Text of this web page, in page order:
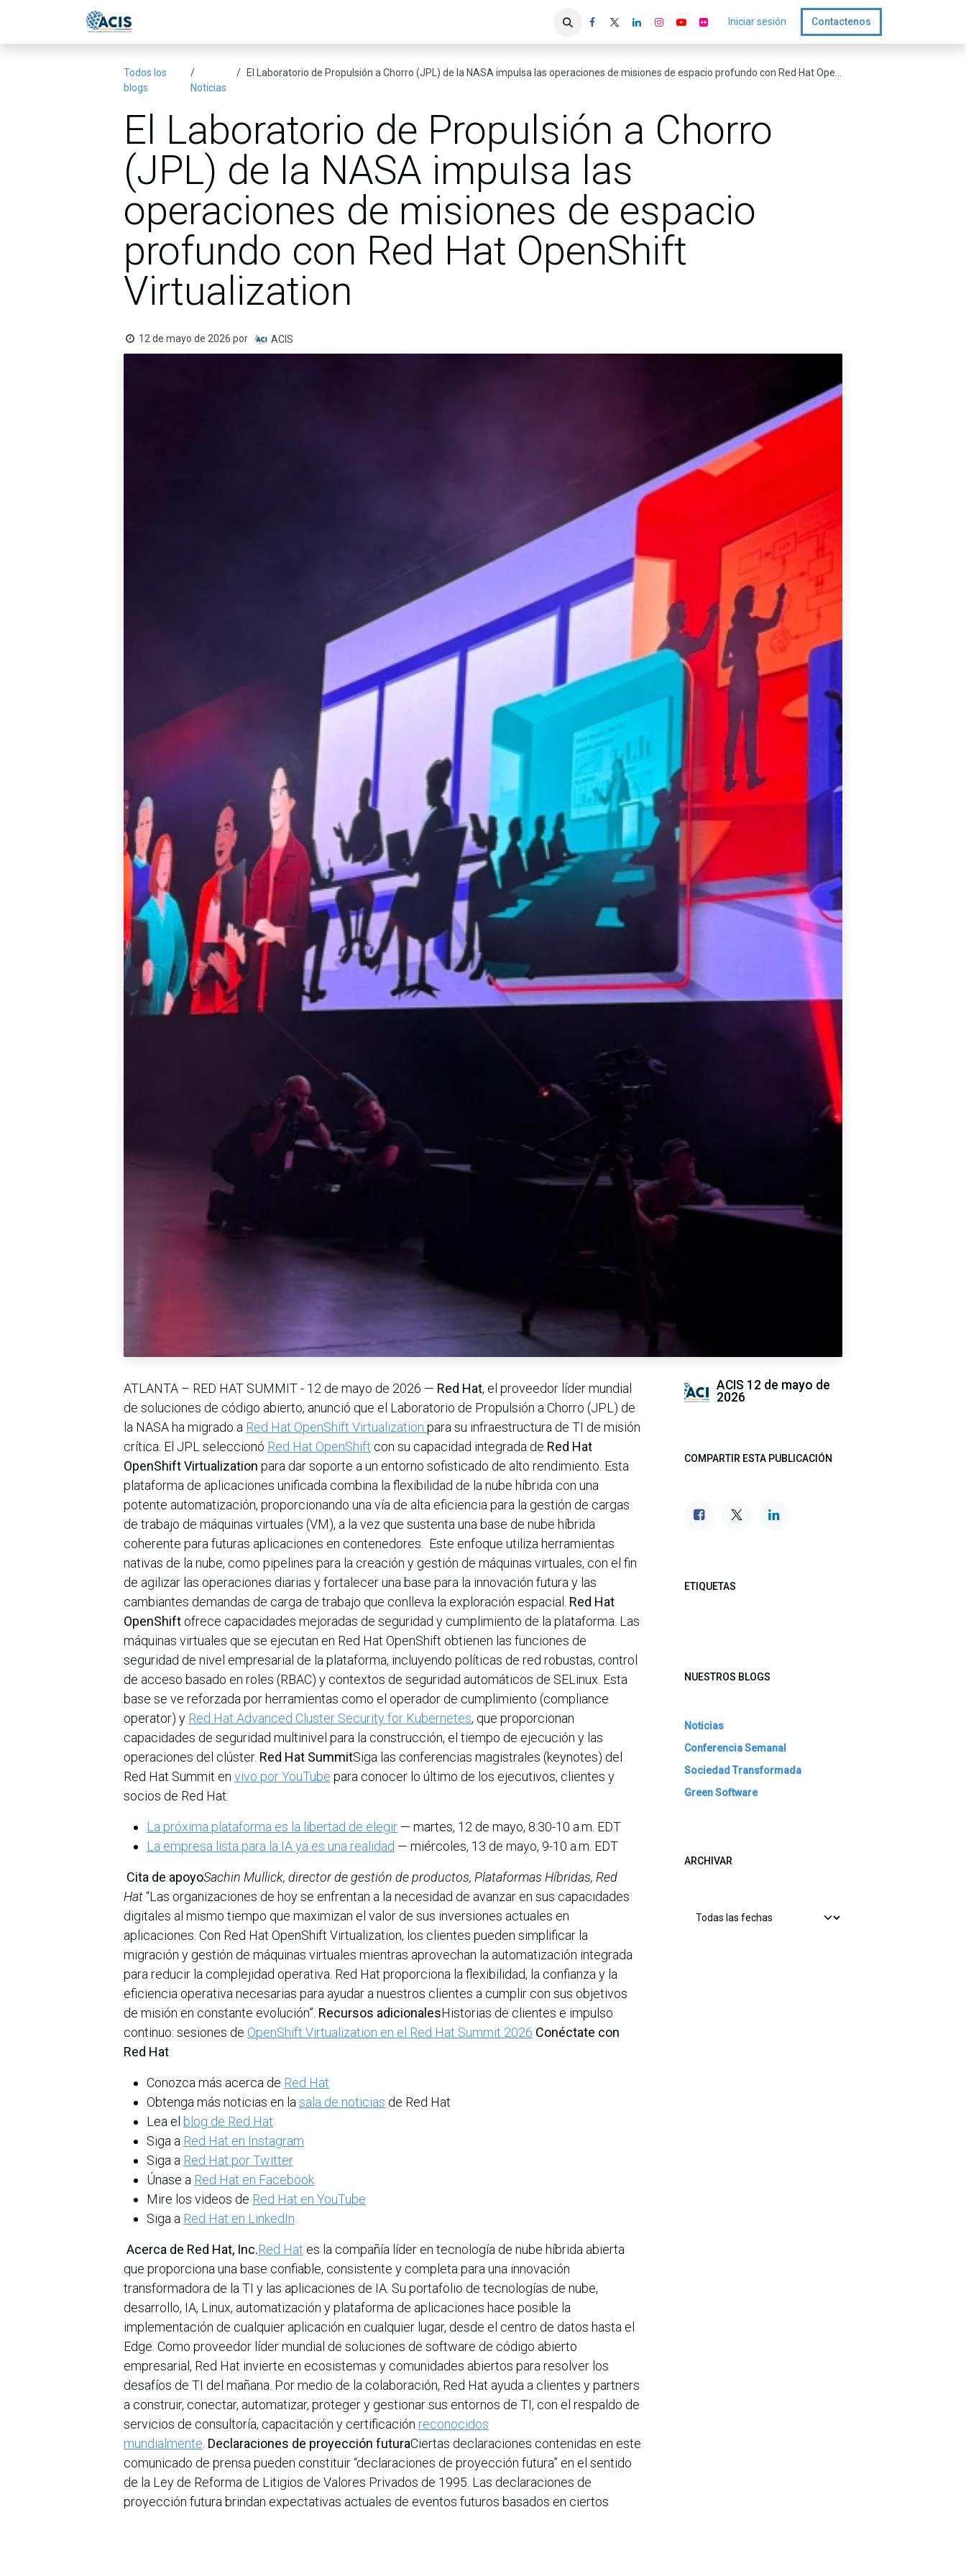
Iniciar sesión Contactenos
Todos los
blogs
Noticias
El Laboratorio de Propulsión a Chorro (JPL) de la NASA impulsa las operaciones de misiones de espacio profundo con Red Hat OpenShift Virtualization
El Laboratorio de Propulsión a Chorro
(JPL) de la NASA impulsa las
operaciones de misiones de espacio
profundo con Red Hat OpenShift
Virtualization
12 de mayo de 2026 por ACIS
ATLANTA – RED HAT SUMMIT - 12 de mayo de 2026 — Red Hat, el proveedor líder mundial
de soluciones de código abierto, anunció que el Laboratorio de Propulsión a Chorro (JPL) de
la NASA ha migrado a Red Hat OpenShift Virtualization para su infraestructura de TI de misión
crítica. El JPL seleccionó Red Hat OpenShift con su capacidad integrada de Red Hat
OpenShift Virtualization para dar soporte a un entorno sofisticado de alto rendimiento. Esta
plataforma de aplicaciones unificada combina la flexibilidad de la nube híbrida con una
potente automatización, proporcionando una vía de alta eficiencia para la gestión de cargas
de trabajo de máquinas virtuales (VM), a la vez que sustenta una base de nube híbrida
coherente para futuras aplicaciones en contenedores. Este enfoque utiliza herramientas
nativas de la nube, como pipelines para la creación y gestión de máquinas virtuales, con el fin
de agilizar las operaciones diarias y fortalecer una base para la innovación futura y las
cambiantes demandas de carga de trabajo que conlleva la exploración espacial. Red Hat
OpenShift ofrece capacidades mejoradas de seguridad y cumplimiento de la plataforma. Las
máquinas virtuales que se ejecutan en Red Hat OpenShift obtienen las funciones de
seguridad de nivel empresarial de la plataforma, incluyendo políticas de red robustas, control
de acceso basado en roles (RBAC) y contextos de seguridad automáticos de SELinux. Esta
base se ve reforzada por herramientas como el operador de cumplimiento (compliance
operator) y Red Hat Advanced Cluster Security for Kubernetes, que proporcionan
capacidades de seguridad multinivel para la construcción, el tiempo de ejecución y las
operaciones del clúster. Red Hat SummitSiga las conferencias magistrales (keynotes) del
Red Hat Summit en vivo por YouTube para conocer lo último de los ejecutivos, clientes y
socios de Red Hat:
La próxima plataforma es la libertad de elegir — martes, 12 de mayo, 8:30-10 a.m. EDT
La empresa lista para la IA ya es una realidad — miércoles, 13 de mayo, 9-10 a.m. EDT
Cita de apoyoSachin Mullick, director de gestión de productos, Plataformas Híbridas, Red
Hat“Las organizaciones de hoy se enfrentan a la necesidad de avanzar en sus capacidades
digitales al mismo tiempo que maximizan el valor de sus inversiones actuales en
aplicaciones. Con Red Hat OpenShift Virtualization, los clientes pueden simplificar la
migración y gestión de máquinas virtuales mientras aprovechan la automatización integrada
para reducir la complejidad operativa. Red Hat proporciona la flexibilidad, la confianza y la
eficiencia operativa necesarias para ayudar a nuestros clientes a cumplir con sus objetivos
de misión en constante evolución”. Recursos adicionalesHistorias de clientes e impulso
continuo: sesiones de OpenShift Virtualization en el Red Hat Summit 2026 Conéctate con
Red Hat
Conozca más acerca de Red Hat
Obtenga más noticias en la sala de noticias de Red Hat
Lea el blog de Red Hat
Siga a Red Hat en Instagram
Siga a Red Hat por Twitter
Únase a Red Hat en Facebook
Mire los videos de Red Hat en YouTube
Siga a Red Hat en LinkedIn
Acerca de Red Hat, Inc.Red Hat es la compañía líder en tecnología de nube híbrida abierta
que proporciona una base confiable, consistente y completa para una innovación
transformadora de la TI y las aplicaciones de IA. Su portafolio de tecnologías de nube,
desarrollo, IA, Linux, automatización y plataforma de aplicaciones hace posible la
implementación de cualquier aplicación en cualquier lugar, desde el centro de datos hasta el
Edge. Como proveedor líder mundial de soluciones de software de código abierto
empresarial, Red Hat invierte en ecosistemas y comunidades abiertos para resolver los
desafíos de TI del mañana. Por medio de la colaboración, Red Hat ayuda a clientes y partners
a construir, conectar, automatizar, proteger y gestionar sus entornos de TI, con el respaldo de
servicios de consultoría, capacitación y certificación reconocidos
mundialmente Declaraciones de proyección futuraCiertas declaraciones contenidas en este
comunicado de prensa pueden constituir “declaraciones de proyección futura” en el sentido
de la Ley de Reforma de Litigios de Valores Privados de 1995. Las declaraciones de
proyección futura brindan expectativas actuales de eventos futuros basados ​​en ciertos
ACIS 12 de mayo de
2026
COMPARTIR ESTA PUBLICACIÓN
ETIQUETAS
NUESTROS BLOGS
Noticias
Conferencia Semanal
Sociedad Transformada
Green Software
ARCHIVAR